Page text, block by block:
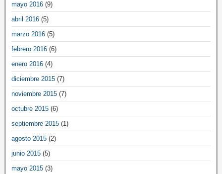
mayo 2016 (9)
abril 2016 (5)
marzo 2016 (5)
febrero 2016 (6)
enero 2016 (4)
diciembre 2015 (7)
noviembre 2015 (7)
octubre 2015 (6)
septiembre 2015 (1)
agosto 2015 (2)
junio 2015 (5)
mayo 2015 (3)